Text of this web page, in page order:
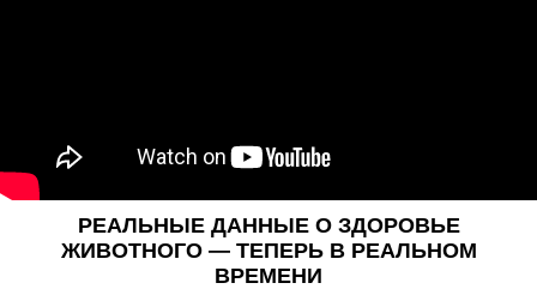
РЕАЛЬНЫЕ ДАННЫЕ О ЗДОРОВЬЕ
ЖИВОТНОГО — ТЕПЕРЬ В РЕАЛЬНОМ
ВРЕМЕНИ